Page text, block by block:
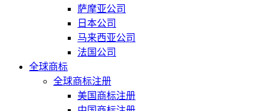
萨摩亚公司
日本公司
马来西亚公司
法国公司
全球商标
全球商标注册
美国商标注册